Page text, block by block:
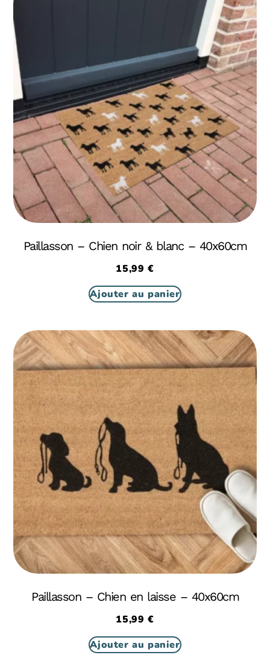
Paillasson – Chien noir & blanc – 40x60cm
15,99 €
Ajouter au panier
Paillasson – Chien en laisse – 40x60cm
15,99 €
Ajouter au panier